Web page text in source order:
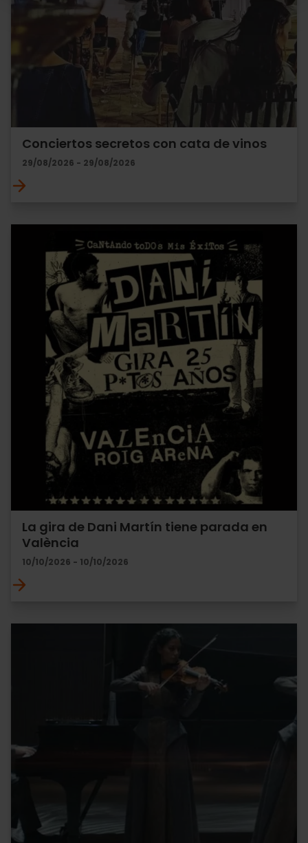
Conciertos secretos con cata de vinos
29/08/2026 - 29/08/2026
La gira de Dani Martín tiene parada en
València
10/10/2026 - 10/10/2026